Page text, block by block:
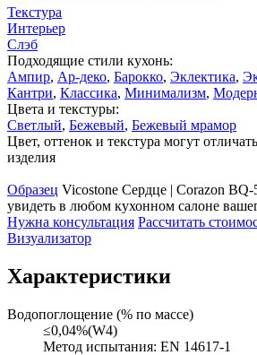
Текстура
Интерьер
Слэб
Подходящие стили кухонь:
Ампир, Ар-деко, Барокко, Эклектика,
Кантри, Классика, Минимализм,
Цвета и текстуры:
Светлый, Бежевый, Бежевый мрамор
Цвет, оттенок и текстура могут
изделия
Образец Vicostone Сердце | Corazon
увидеть в любом кухонном салоне
Нужна консультация Рассчитать
Визуализатор
Характеристики
Водопоглощение (% по массе)
≤0,04%(W4)
Метод испытания: EN 14617-1